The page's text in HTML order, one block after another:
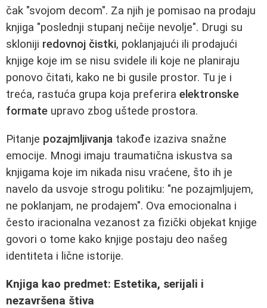
čak "svojom decom". Za njih je pomisao na prodaju
knjiga "poslednji stupanj nečije nevolje". Drugi su
skloniji redovnoj čistki, poklanjajući ili prodajući
knjige koje im se nisu svidele ili koje ne planiraju
ponovo čitati, kako ne bi gusile prostor. Tu je i
treća, rastuća grupa koja preferira elektronske
formate upravo zbog uštede prostora.
Pitanje pozajmljivanja takođe izaziva snažne
emocije. Mnogi imaju traumatična iskustva sa
knjigama koje im nikada nisu vraćene, što ih je
navelo da usvoje strogu politiku: "ne pozajmljujem,
ne poklanjam, ne prodajem". Ova emocionalna i
često iracionalna vezanost za fizički objekat knjige
govori o tome kako knjige postaju deo našeg
identiteta i lične istorije.
Knjiga kao predmet: Estetika, serijali i
nezavršena štiva